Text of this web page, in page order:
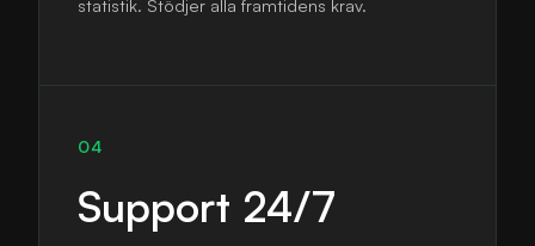
statistik. Stödjer alla framtidens krav.
04
Support 24/7